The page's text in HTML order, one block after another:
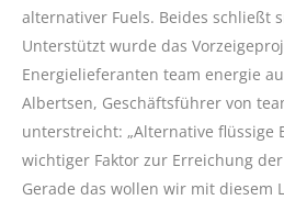
alternativer Fuels. Beides schließt
Unterstützt wurde das
Energielieferanten team energie
Albertsen, Geschäftsführer von
unterstreicht: „Alternative flüssige
wichtiger Faktor zur Erreichung
Gerade das wollen wir mit diesem